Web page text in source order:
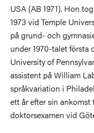
USA (AB 1971). Hon
1973 vid Temple
på grund- och
under 1970-talet
University of
assistent på William
språkvariation i
ett år efter sin
doktorsexamen vid